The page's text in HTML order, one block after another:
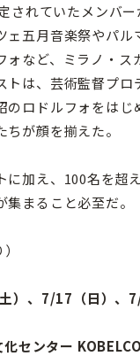
れていたメンバ
五月音楽祭やパ
ォなど、ミラノ・
トは、芸術監督プ
のロドルフォをは
が顔を揃えた。
加え、100名を超
まること必至だ。
）、7/17（日）、
センター